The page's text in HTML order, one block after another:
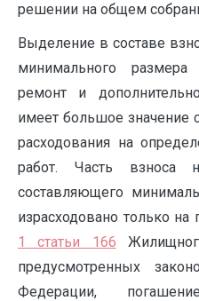
решении на общем
Выделение в составе
минимального
ремонт и
имеет большое значение
расходования на
работ. Часть взноса
составляющего
израсходовано только
1 статьи 166
предусмотренных
Федерации,